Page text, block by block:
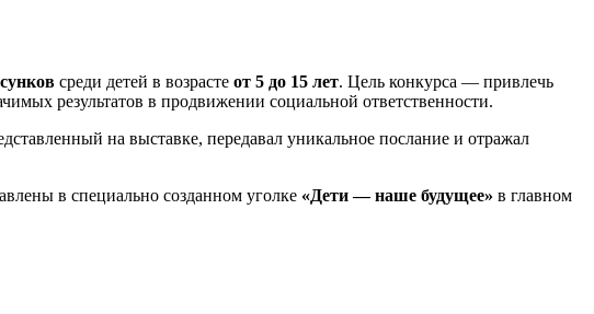
среди детей в возрасте от 5 до 15 лет. Цель конкурса — привлечь
результатов в продвижении социальной ответственности.
на выставке, передавал уникальное послание и отражал
в специально созданном уголке «Дети — наше будущее» в главном